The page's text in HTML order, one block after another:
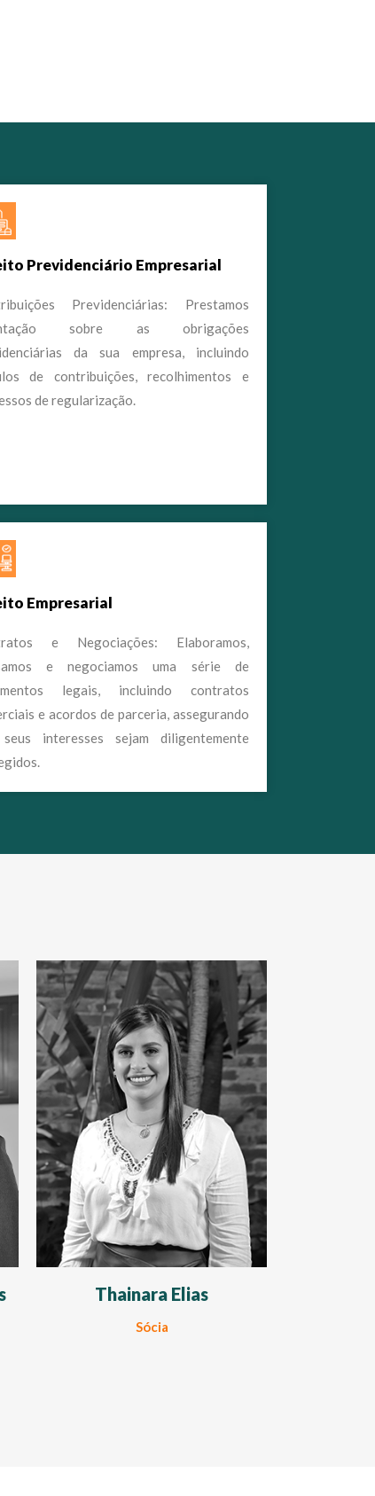
Previdenciário Empresarial
Previdenciárias: Prestamos
sobre as obrigações
da sua empresa, incluindo
de contribuições, recolhimentos e
de regularização.
Empresarial
e Negociações: Elaboramos,
e negociamos uma série de
legais, incluindo contratos
e acordos de parceria, assegurando
interesses sejam diligentemente
Thainara Elias
Sócia